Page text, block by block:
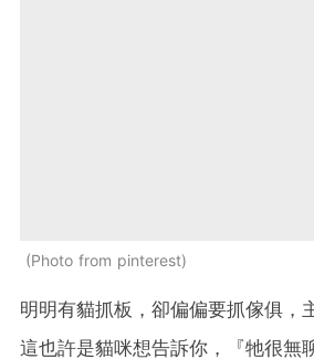
Photo from pinterest
明明有貓抓板，卻偏偏要抓傢俱，
這也許是貓咪想告訴你，『牠很無